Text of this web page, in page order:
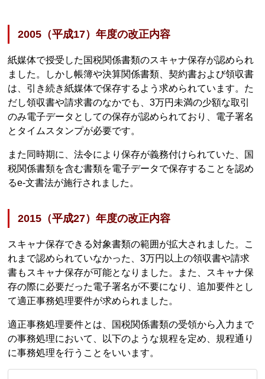
2005（平成17）年度の改正内容
紙媒体で授受した国税関係書類のスキャナ保存が認められ
ました。しかし帳簿や決算関係書類、契約書および領収書
は、引き続き紙媒体で保存するよう求められています。た
だし領収書や請求書のなかでも、3万円未満の少額な取引
のみ電子データとしての保存が認められており、電子署名
とタイムスタンプが必要です。
また同時期に、法令により保存が義務付けられていた、国
税関係書類を含む書類を電子データで保存することを認め
るe-文書法が施行されました。
2015（平成27）年度の改正内容
スキャナ保存できる対象書類の範囲が拡大されました。こ
れまで認められていなかった、3万円以上の領収書や請求
書もスキャナ保存が可能となりました。また、スキャナ保
存の際に必要だった電子署名が不要になり、追加要件とし
て適正事務処理要件が求められました。
適正事務処理要件とは、国税関係書類の受領から入力まで
の事務処理において、以下のような規程を定め、規程通り
に事務処理を行うことをいいます。